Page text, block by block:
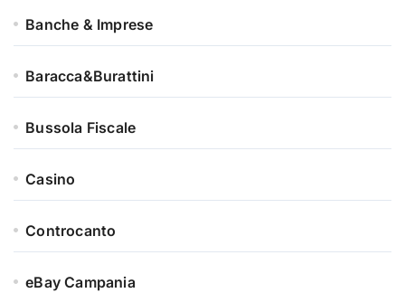
Banche & Imprese
Baracca&Burattini
Bussola Fiscale
Casino
Controcanto
eBay Campania